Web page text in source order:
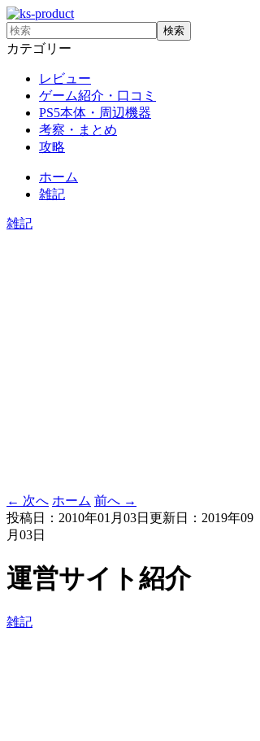
カテゴリー
レビュー
ゲーム紹介・口コミ
PS5本体・周辺機器
考察・まとめ
攻略
ホーム
雑記
雑記
← 次へ ホーム 前へ →
投稿日：2010年01月03日 更新日：2019年09
月03日
運営サイト紹介
雑記